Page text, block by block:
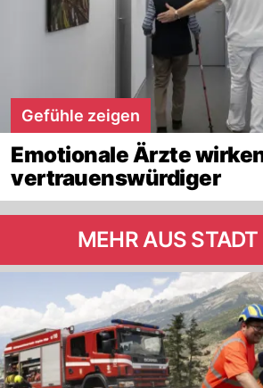
Gefühle zeigen
Emotionale Ärzte
vertrauenswürdiger
MEHR AUS STADT